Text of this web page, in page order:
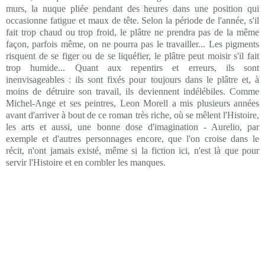
murs, la nuque pliée pendant des heures dans une position qui
occasionne fatigue et maux de tête. Selon la période de l'année, s'il
fait trop chaud ou trop froid, le plâtre ne prendra pas de la même
façon, parfois même, on ne pourra pas le travailler... Les pigments
risquent de se figer ou de se liquéfier, le plâtre peut moisir s'il fait
trop humide... Quant aux repentirs et erreurs, ils sont
inenvisageables : ils sont fixés pour toujours dans le plâtre et, à
moins de détruire son travail, ils deviennent indélébiles. Comme
Michel-Ange et ses peintres, Leon Morell a mis plusieurs années
avant d'arriver à bout de ce roman très riche, où se mêlent l'Histoire,
les arts et aussi, une bonne dose d'imagination - Aurelio, par
exemple et d'autres personnages encore, que l'on croise dans le
récit, n'ont jamais existé, même si la fiction ici, n'est là que pour
servir l'Histoire et en combler les manques.